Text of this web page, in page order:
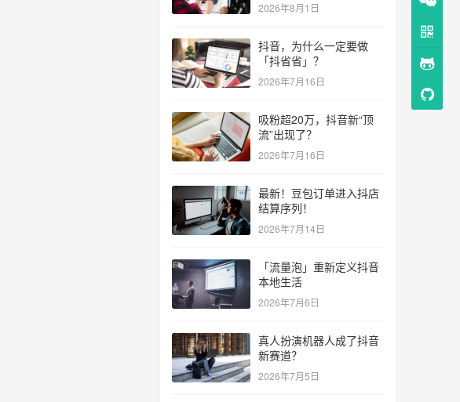
2026年8月1日
抖音，为什么一定要做
「抖省省」？
2026年7月16日
吸粉超20万，抖音新“顶
流”出现了？
2026年7月16日
最新！豆包订单进入抖店
结算序列！
2026年7月14日
「流量泡」重新定义抖音
本地生活
2026年7月6日
真人扮演机器人成了抖音
新赛道？
2026年7月5日